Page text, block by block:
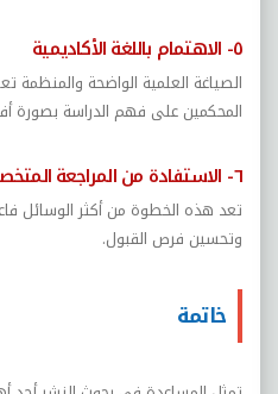
٥- الاهتمام باللغة الأكاديمية
الصياغة العلمية الواضحة
المحكمين على فهم الدراسة بصورة
٦- الاستفادة من المراجعة المتخصصة قبل الإرسال
تعد هذه الخطوة من أكثر الوسائل
وتحسين فرص القبول.
خاتمة